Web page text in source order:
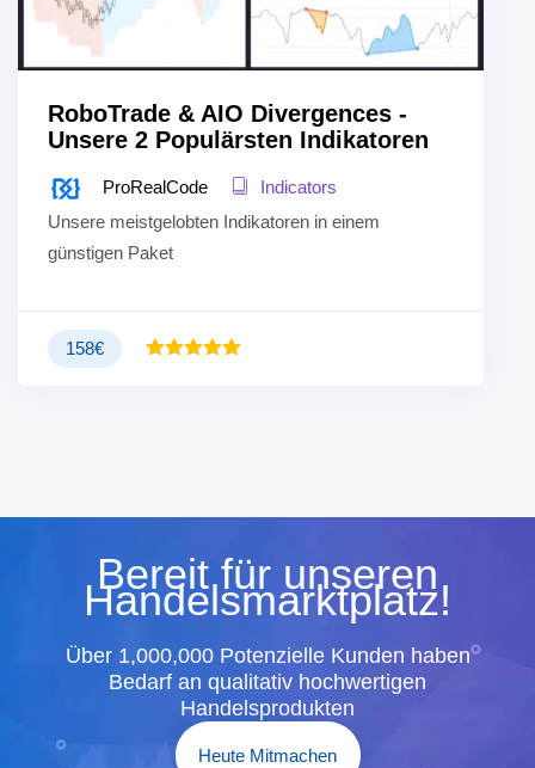
RoboTrade & AIO Divergences -
Unsere 2 Populärsten Indikatoren
ProRealCode
Indicators
Unsere meistgelobten Indikatoren in einem
günstigen Paket
158€
Bereit für unseren
Handelsmarktplatz!
Über 1,000,000 Potenzielle Kunden haben
Bedarf an qualitativ hochwertigen
Handelsprodukten
Heute Mitmachen